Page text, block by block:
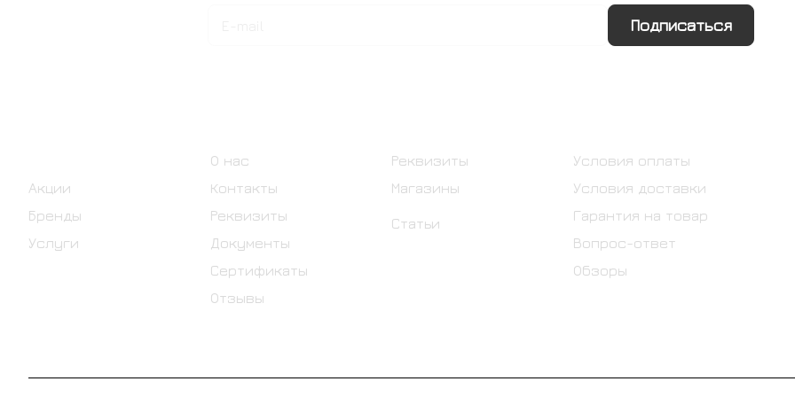
Подписаться
Акции
Бренды
Услуги
О нас
Контакты
Реквизиты
Документы
Сертификаты
Отзывы
Реквизиты
Магазины
Статьи
Условия оплаты
Условия доставки
Гарантия на товар
Вопрос-ответ
Обзоры